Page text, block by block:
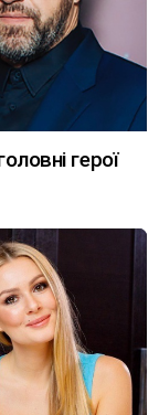
герої